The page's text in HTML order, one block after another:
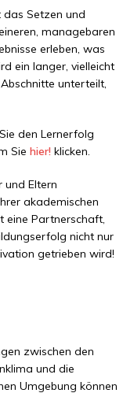
das Setzen und
managebaren
erleben, was
ein langer, vielleicht
unterteilt,
den Lernerfolg
Sie hier! klicken.
und Eltern
akademischen
eine Partnerschaft,
nicht nur
getrieben wird!
zwischen den
und die
Umgebung können